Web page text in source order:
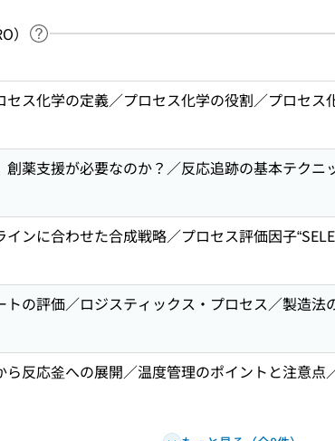
）
ヘルプページへのリンク
ードで目次内を検索
ス化学の定義／プロセス化学の役割／プロセス
薬支援が必要なのか？／反応追跡の基本テクニ
ンに合わせた合成戦略／プロセス評価因子
の評価／ロジスティックス・プロセス／製造
反応釜への展開／温度管理のポイントと注意点